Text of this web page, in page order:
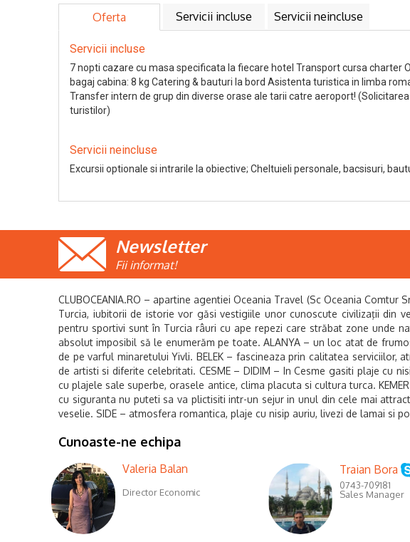
Oferta Servicii incluse Servicii neincluse
Servicii incluse
7 nopti cazare cu masa specificata la fiecare hotel Transport cursa charter
bagaj cabina: 8 kg Catering & bauturi la bord Asistenta turistica in limba
Transfer intern de grup din diverse orase ale tarii catre aeroport!
turistilor)
Servicii neincluse
Excursii optionale si intrarile la obiective; Cheltuieli personale, bacsisuri,
Newsletter
Fii informat!
CLUBOCEANIA.RO – apartine agentiei Oceania Travel (Sc Oceania
Turcia, iubitorii de istorie vor găsi vestigiile unor cunoscute civilizaţii din
pentru sportivi sunt în Turcia râuri cu ape repezi care străbat zone unde
absolut imposibil să le enumerăm pe toate. ALANYA – un loc atat de
de pe varful minaretului Yivli. BELEK – fascineaza prin calitatea
de artisti si diferite celebritati. CESME – DIDIM – In Cesme gasiti plaje cu
cu plajele sale superbe, orasele antice, clima placuta si cultura turca.
cu siguranta nu puteti sa va plictisiti intr-un sejur in unul din cele mai
veselie. SIDE – atmosfera romantica, plaje cu nisip auriu, livezi de lamai si
Cunoaste-ne echipa
Valeria Balan
Director Economic
Traian Bora
0743-709181
Sales Manager